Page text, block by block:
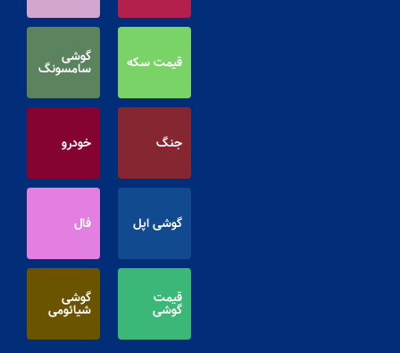
قیمت سکه گوشی
سامسونگ
جنگ خودرو
گوشی اپل فال
قیمت
گوشی
گوشی
شیائومی